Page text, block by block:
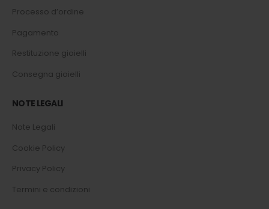
Processo d’ordine
Pagamento
Restituzione gioielli
Consegna gioielli
NOTE LEGALI
Note Legali
Cookie Policy
Privacy Policy
Termini e condizioni